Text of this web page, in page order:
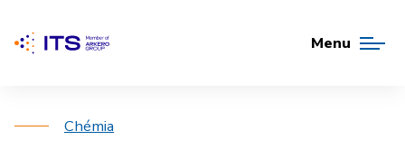
Menu
Chémia